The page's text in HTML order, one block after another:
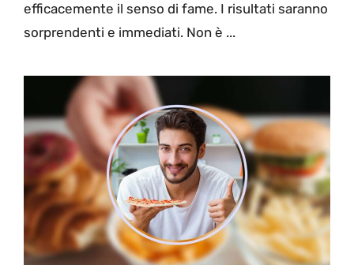
efficacemente il senso di fame. I risultati saranno
sorprendenti e immediati. Non è ...